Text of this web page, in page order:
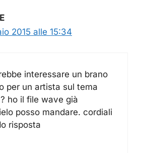
2015 alle 15:34
interessare un brano
per un artista sul tema
ho il file wave già
posso mandare. cordiali
risposta